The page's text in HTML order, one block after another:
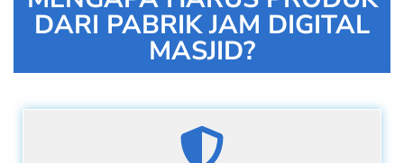
DARI PABRIK JAM DIGITAL
MASJID?